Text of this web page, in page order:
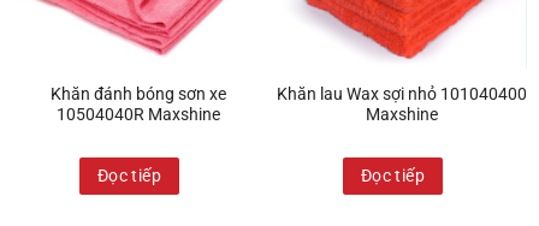
Khăn đánh bóng sơn xe
10504040R Maxshine
Đọc tiếp
Khăn lau Wax sợi nhỏ 101040400
Maxshine
Đọc tiếp